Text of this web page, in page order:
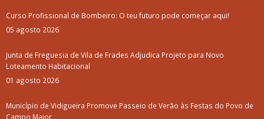
Curso Profissional de Bombeiro: O teu futuro pode começar aqui!
05 agosto 2026
Junta de Freguesia de Vila de Frades Adjudica Projeto para Novo
Loteamento Habitacional
01 agosto 2026
Município de Vidigueira Promove Passeio de Verão às Festas do Povo de
Campo Maior